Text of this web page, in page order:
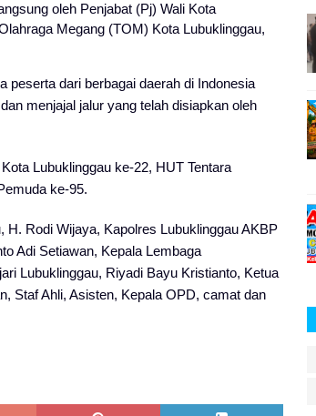
oleh Penjabat (Pj) Wali Kota
Megang (TOM) Kota Lubuklinggau,
peserta dari berbagai daerah di Indonesia
menjajal jalur yang telah disiapkan oleh
Lubuklinggau ke-22, HUT Tentara
ke-95.
H. Rodi Wijaya, Kapolres Lubuklinggau AKBP
Adi Setiawan, Kepala Lembaga
Lubuklinggau, Riyadi Bayu Kristianto, Ketua
Staf Ahli, Asisten, Kepala OPD, camat dan